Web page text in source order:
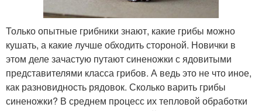
Только опытные грибники знают, какие грибы можно
кушать, а какие лучше обходить стороной. Новички в
этом деле зачастую путают синеножки с ядовитыми
представителями класса грибов. А ведь это не что иное,
как разновидность рядовок. Сколько варить грибы
синеножки? В среднем процесс их тепловой обработки